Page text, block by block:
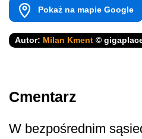
Pokaż na mapie Google
Autor: Milan Kment ©
Cmentarz
W bezpośrednim